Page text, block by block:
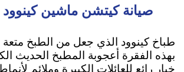
صيانة كيتشن ماشين كينوود
طباخ كينوود الذي جعل من الطبخ متعة
بهذه الفقرة أعجوبة المطبخ الحديث
خيار رائع للعائلات الكبيرة وملائم